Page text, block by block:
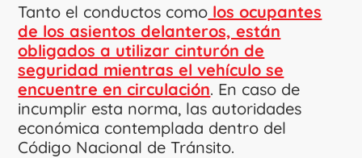
Tanto el conductos como los ocupantes
de los asientos delanteros, están
obligados a utilizar cinturón de
seguridad mientras el vehículo se
encuentre en circulación. En caso de
incumplir esta norma, las autoridades
económica contemplada dentro del
Código Nacional de Tránsito.